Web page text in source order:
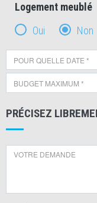
Logement meublé
Oui
Non
PRÉCISEZ